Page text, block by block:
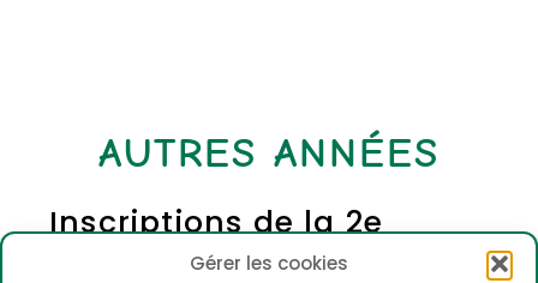
Gérer les cookies
AUTRES ANNÉES
Inscriptions de la 2e
jusqu'à la 6e année.